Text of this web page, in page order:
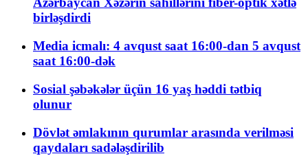
birləşdirdi
Media icmalı: 4 avqust saat 16:00-dan 5 avqust
saat 16:00-dək
Sosial şəbəkələr üçün 16 yaş həddi tətbiq
olunur
Dövlət əmlakının qurumlar arasında verilməsi
qaydaları sadələşdirilib